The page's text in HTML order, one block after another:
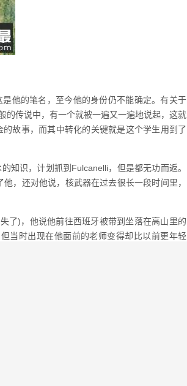
他的笔名，至今他的身份仍不能确定。有关于
的传说中，有一个就被一遍又一遍地说起，这就
故事，而其中转化的关键就是这个学生用到了
知识，计划抓到Fulcanelli，但是都无功而返。
，还对他说，核武器在过去很长一段时间里，
了)，他说他前往西班牙被带到坐落在高山里的
当时出现在他面前的老师变得却比以前更年轻